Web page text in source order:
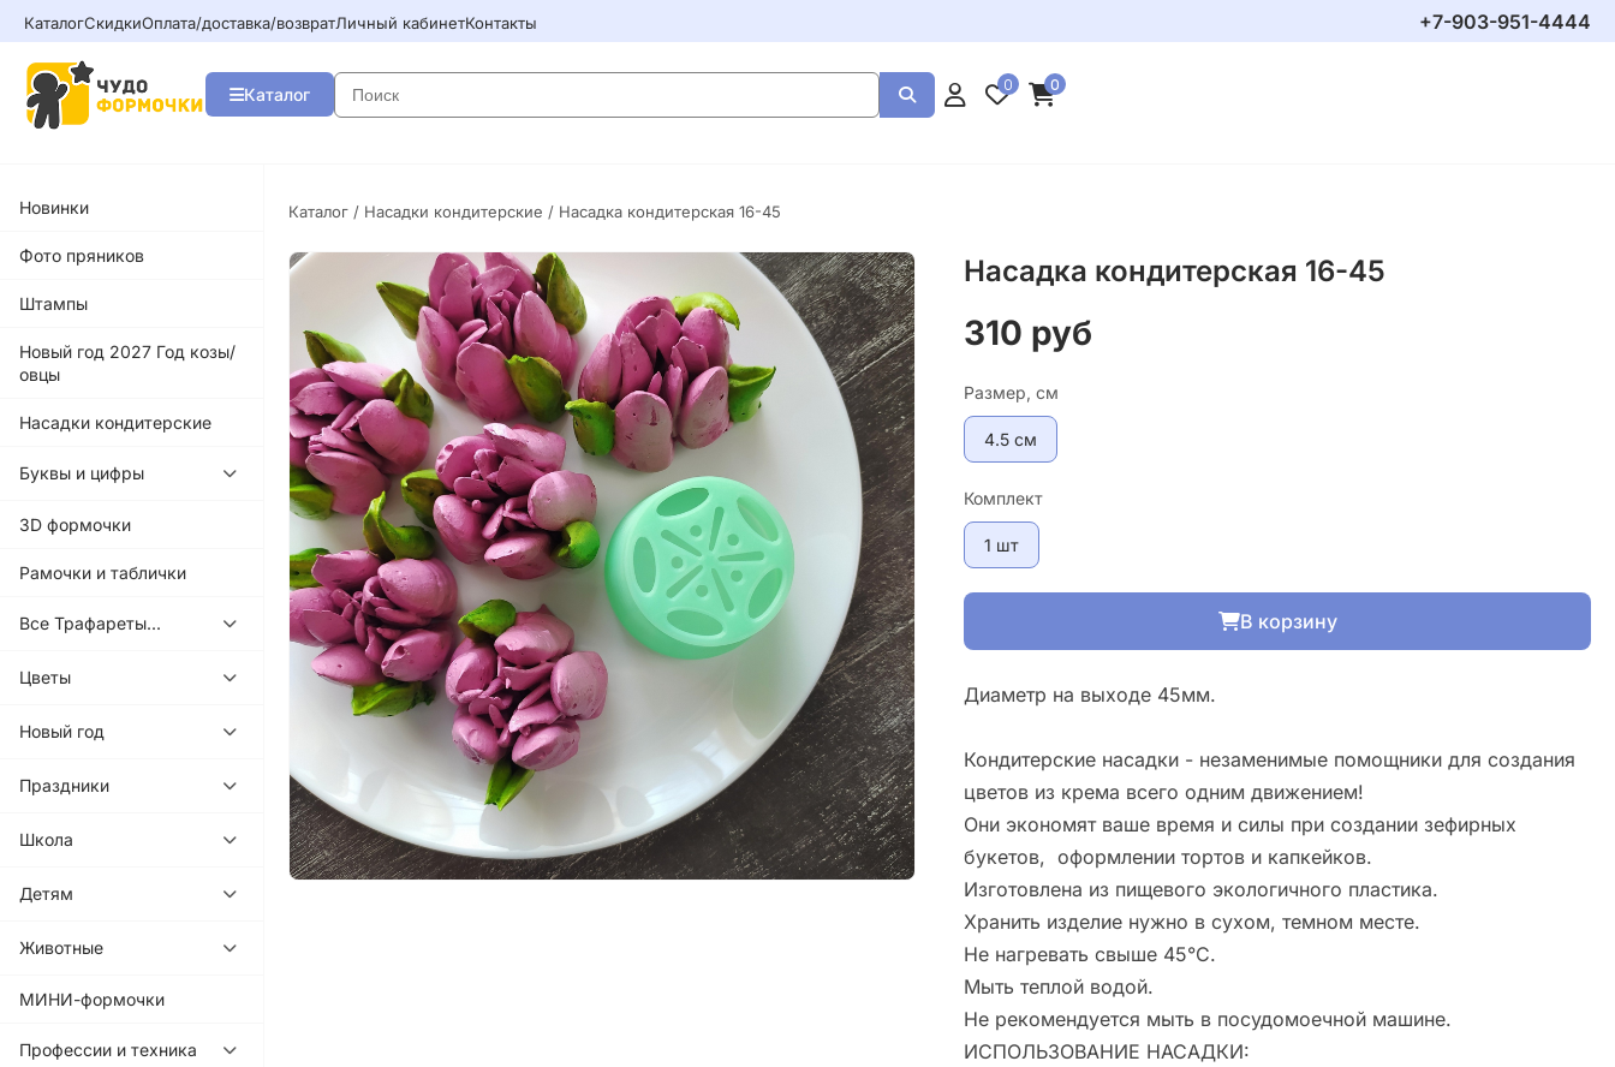
КаталогСкидкиОплата/доставка/возвратЛичный кабинетКонтакты +7-903-951-4444
Каталог
0 0
Новинки
Фото пряников
Штампы
Новый год 2027 Год козы/
овцы
Насадки кондитерские
Буквы и цифры
3D формочки
Рамочки и таблички
Все Трафареты...
Цветы
Новый год
Праздники
Школа
Детям
Животные
МИНИ-формочки
Профессии и техника
Каталог / Насадки кондитерские / Насадка кондитерская 16-45
Насадка кондитерская 16-45
310 руб
Размер, см
4.5 см
Комплект
1 шт
В корзину
Диаметр на выходе 45мм.
Кондитерские насадки - незаменимые помощники для создания
цветов из крема всего одним движением!
Они экономят ваше время и силы при создании зефирных
букетов, оформлении тортов и капкейков.
Изготовлена из пищевого экологичного пластика.
Хранить изделие нужно в сухом, темном месте.
Не нагревать свыше 45°С.
Мыть теплой водой.
Не рекомендуется мыть в посудомоечной машине.
ИСПОЛЬЗОВАНИЕ НАСАДКИ: